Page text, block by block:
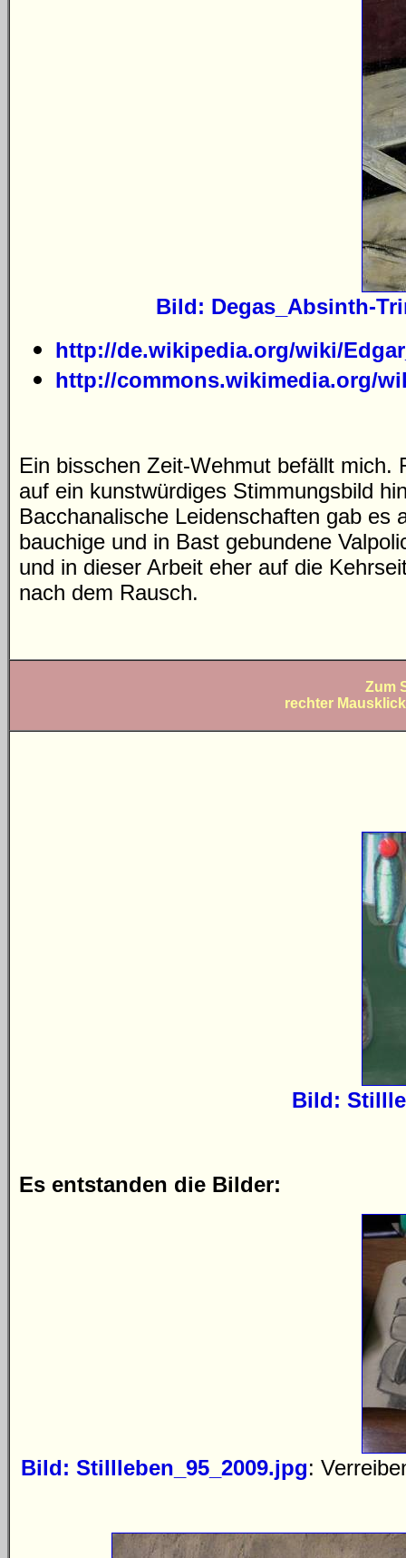
Bild: Degas_Absinth-
http://de.wikipedia.org/wiki/
http://commons.wikimedia.org/
Ein bisschen Zeit-Wehmut befällt mich.
auf ein kunstwürdiges Stimmungsbild
Bacchanalische Leidenschaften gab
bauchige und in Bast gebundene
und in dieser Arbeit eher auf die
nach dem Rausch.
Zum
rechter
Bild:
Es entstanden die Bilder:
Bild: Stillleben_95_2009.jpg: